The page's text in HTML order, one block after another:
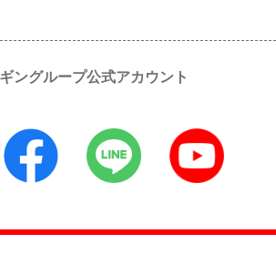
ングループ公式アカウント